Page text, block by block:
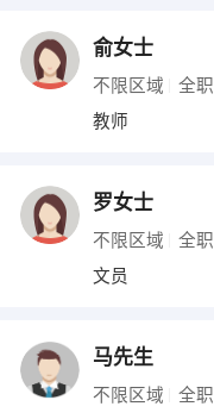
俞女士
不限区域 全职
教师
罗女士
不限区域 全职
文员
马先生
不限区域 全职